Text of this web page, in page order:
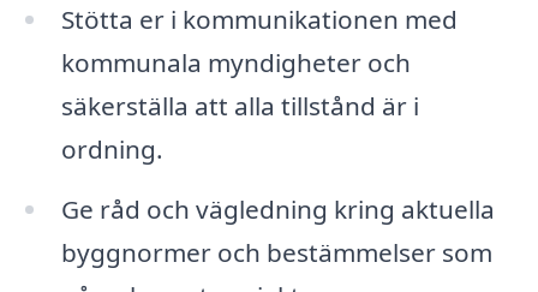
Stötta er i kommunikationen med
kommunala myndigheter och
säkerställa att alla tillstånd är i
ordning.
Ge råd och vägledning kring aktuella
byggnormer och bestämmelser som